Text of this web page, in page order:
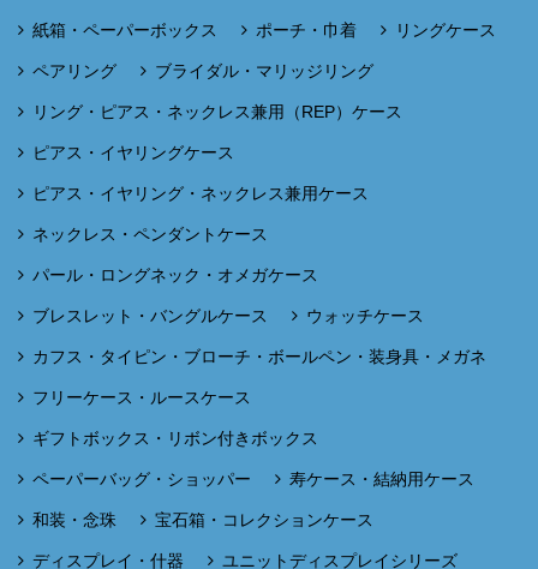
紙箱・ペーパーボックス ポーチ・巾着 リングケース
ペアリング ブライダル・マリッジリング
リング・ピアス・ネックレス兼用（REP）ケース
ピアス・イヤリングケース
ピアス・イヤリング・ネックレス兼用ケース
ネックレス・ペンダントケース
パール・ロングネック・オメガケース
ブレスレット・バングルケース ウォッチケース
カフス・タイピン・ブローチ・ボールペン・装身具・メガネ
フリーケース・ルースケース
ギフトボックス・リボン付きボックス
ペーパーバッグ・ショッパー 寿ケース・結納用ケース
和装・念珠 宝石箱・コレクションケース
ディスプレイ・什器 ユニットディスプレイシリーズ